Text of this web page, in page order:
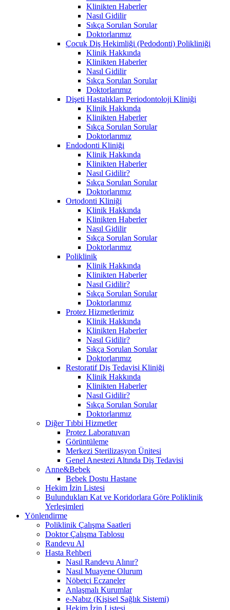
Klinikten Haberler
Nasıl Gidilir
Sıkça Sorulan Sorular
Doktorlarımız
Çocuk Diş Hekimliği (Pedodonti) Polikliniği
Klinik Hakkında
Klinikten Haberler
Nasıl Gidilir
Sıkça Sorulan Sorular
Doktorlarımız
Dişeti Hastalıkları Periodontoloji Kliniği
Klinik Hakkında
Klinikten Haberler
Sıkça Sorulan Sorular
Doktorlarımız
Endodonti Kliniği
Klinik Hakkında
Klinikten Haberler
Nasıl Gidilir?
Sıkça Sorulan Sorular
Doktorlarımız
Ortodonti Kliniği
Klinik Hakkında
Klinikten Haberler
Nasıl Gidilir
Sıkça Sorulan Sorular
Doktorlarımız
Poliklinik
Klinik Hakkında
Klinikten Haberler
Nasıl Gidilir?
Sıkça Sorulan Sorular
Doktorlarımız
Protez Hizmetlerimiz
Klinik Hakkında
Klinikten Haberler
Nasıl Gidilir?
Sıkça Sorulan Sorular
Doktorlarımız
Restoratif Diş Tedavisi Kliniği
Klinik Hakkında
Klinikten Haberler
Nasıl Gidilir?
Sıkça Sorulan Sorular
Doktorlarımız
Diğer Tıbbi Hizmetler
Protez Laboratuvarı
Görüntüleme
Merkezi Sterilizasyon Ünitesi
Genel Anestezi Altında Diş Tedavisi
Anne&Bebek
Bebek Dostu Hastane
Hekim İzin Listesi
Bulundukları Kat ve Koridorlara Göre Poliklinik
Yerleşimleri
Yönlendirme
Poliklinik Çalışma Saatleri
Doktor Çalışma Tablosu
Randevu Al
Hasta Rehberi
Nasıl Randevu Alınır?
Nasıl Muayene Olurum
Nöbetçi Eczaneler
Anlaşmalı Kurumlar
e-Nabız (Kişisel Sağlık Sistemi)
Hekim İzin Listesi